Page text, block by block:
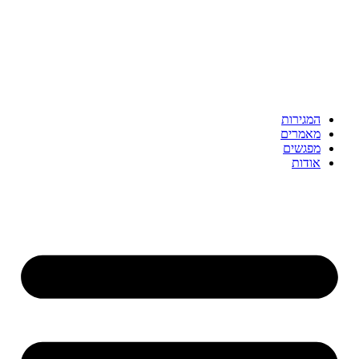
המגירות
מאמרים
מפגשים
אודות